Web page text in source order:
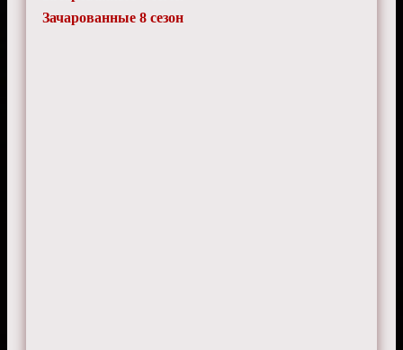
LunarWave
Зачарованные 8 сезон